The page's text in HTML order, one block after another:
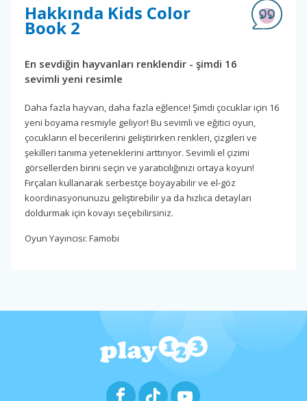
Hakkında Kids Color
Book 2
En sevdiğin hayvanları renklendir - şimdi 16
sevimli yeni resimle
Daha fazla hayvan, daha fazla eğlence! Şimdi çocuklar için 16
yeni boyama resmiyle geliyor! Bu sevimli ve eğitici oyun,
çocukların el becerilerini geliştirirken renkleri, çizgileri ve
şekilleri tanıma yeteneklerini arttırıyor. Sevimli el çizimi
görsellerden birini seçin ve yaratıcılığınızı ortaya koyun!
Fırçaları kullanarak serbestçe boyayabilir ve el-göz
koordinasyonunuzu geliştirebilir ya da hızlıca detayları
doldurmak için kovayı seçebilirsiniz.
Oyun Yayıncısı: Famobi